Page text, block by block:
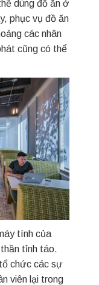
dùng đồ ăn ở
phục vụ đồ ăn
các nhân
cũng có thể
tính của
tỉnh táo.
chức các sự
viên lại trong